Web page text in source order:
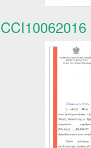
CCI10062016